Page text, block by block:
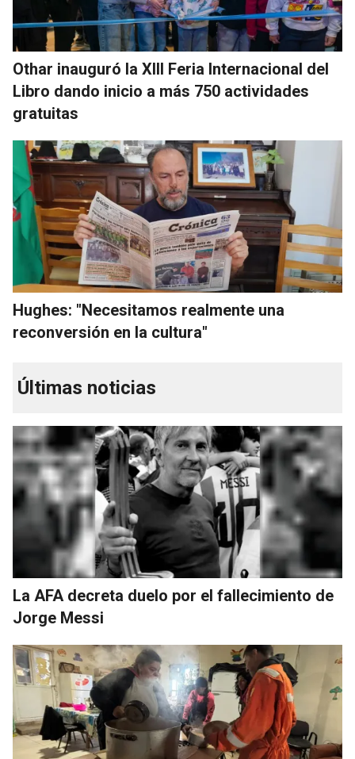
Othar inauguró la XIII Feria Internacional del
Libro dando inicio a más 750 actividades
gratuitas
Hughes: "Necesitamos realmente una
reconversión en la cultura"
Últimas noticias
La AFA decreta duelo por el fallecimiento de
Jorge Messi